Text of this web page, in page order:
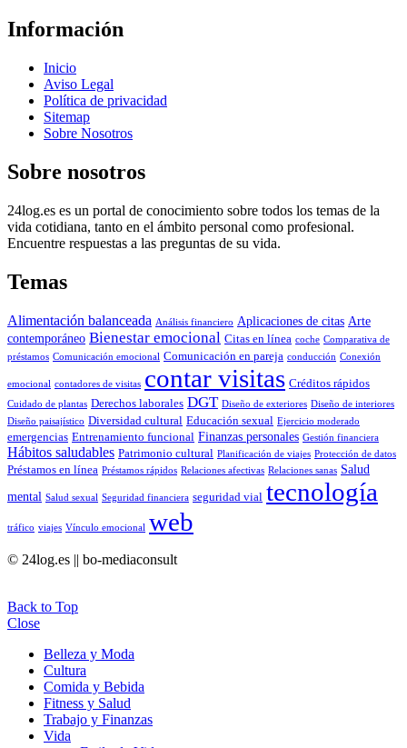
Información
Inicio
Aviso Legal
Política de privacidad
Sitemap
Sobre Nosotros
Sobre nosotros
24log.es es un portal de conocimiento sobre todos los temas de la
vida cotidiana, tanto en el ámbito personal como profesional.
Encuentre respuestas a las preguntas de su vida.
Temas
Alimentación balanceada Análisis financiero Aplicaciones de citas Arte
contemporáneo Bienestar emocional Citas en línea coche Comparativa de
préstamos Comunicación emocional Comunicación en pareja conducción Conexión
emocional contadores de visitas contar visitas Créditos rápidos
Cuidado de plantas Derechos laborales DGT Diseño de exteriores Diseño de interiores
Diseño paisajístico Diversidad cultural Educación sexual Ejercicio moderado
emergencias Entrenamiento funcional Finanzas personales Gestión financiera
Hábitos saludables Patrimonio cultural Planificación de viajes Protección de datos
Préstamos en línea Préstamos rápidos Relaciones afectivas Relaciones sanas Salud
mental Salud sexual Seguridad financiera seguridad vial tecnología
tráfico viajes Vínculo emocional web
© 24log.es || bo-mediaconsult
Back to Top
Close
Belleza y Moda
Cultura
Comida y Bebida
Fitness y Salud
Trabajo y Finanzas
Vida